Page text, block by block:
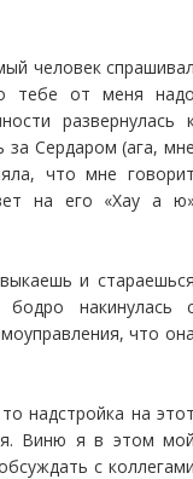
человек
тебе от меня
развернулась
за Сердаром (ага,
что мне
на его «Хау а
и
накинулась
что
надстройка на
Виню я в этом
с